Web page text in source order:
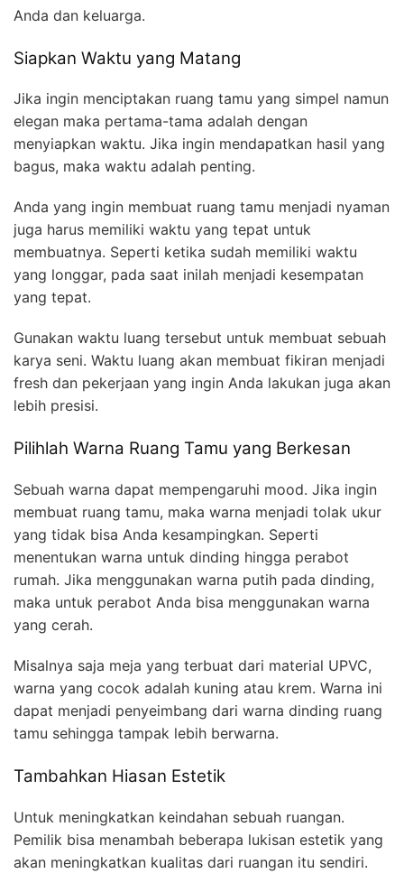
Anda dan keluarga.
Siapkan Waktu yang Matang
Jika ingin menciptakan ruang tamu yang simpel namun
elegan maka pertama-tama adalah dengan
menyiapkan waktu. Jika ingin mendapatkan hasil yang
bagus, maka waktu adalah penting.
Anda yang ingin membuat ruang tamu menjadi nyaman
juga harus memiliki waktu yang tepat untuk
membuatnya. Seperti ketika sudah memiliki waktu
yang longgar, pada saat inilah menjadi kesempatan
yang tepat.
Gunakan waktu luang tersebut untuk membuat sebuah
karya seni. Waktu luang akan membuat fikiran menjadi
fresh dan pekerjaan yang ingin Anda lakukan juga akan
lebih presisi.
Pilihlah Warna Ruang Tamu yang Berkesan
Sebuah warna dapat mempengaruhi mood. Jika ingin
membuat ruang tamu, maka warna menjadi tolak ukur
yang tidak bisa Anda kesampingkan. Seperti
menentukan warna untuk dinding hingga perabot
rumah. Jika menggunakan warna putih pada dinding,
maka untuk perabot Anda bisa menggunakan warna
yang cerah.
Misalnya saja meja yang terbuat dari material UPVC,
warna yang cocok adalah kuning atau krem. Warna ini
dapat menjadi penyeimbang dari warna dinding ruang
tamu sehingga tampak lebih berwarna.
Tambahkan Hiasan Estetik
Untuk meningkatkan keindahan sebuah ruangan.
Pemilik bisa menambah beberapa lukisan estetik yang
akan meningkatkan kualitas dari ruangan itu sendiri.